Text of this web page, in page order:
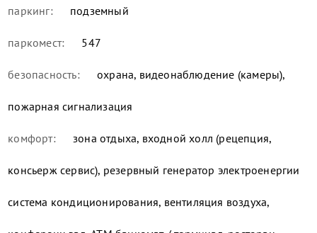
паркинг: подземный
паркомест: 547
безопасность: охрана, видеонаблюдение (камеры),
пожарная сигнализация
комфорт: зона отдыха, входной холл (рецепция,
консьерж сервис), резервный генератор электроенергии
система кондиционирования, вентиляция воздуха,